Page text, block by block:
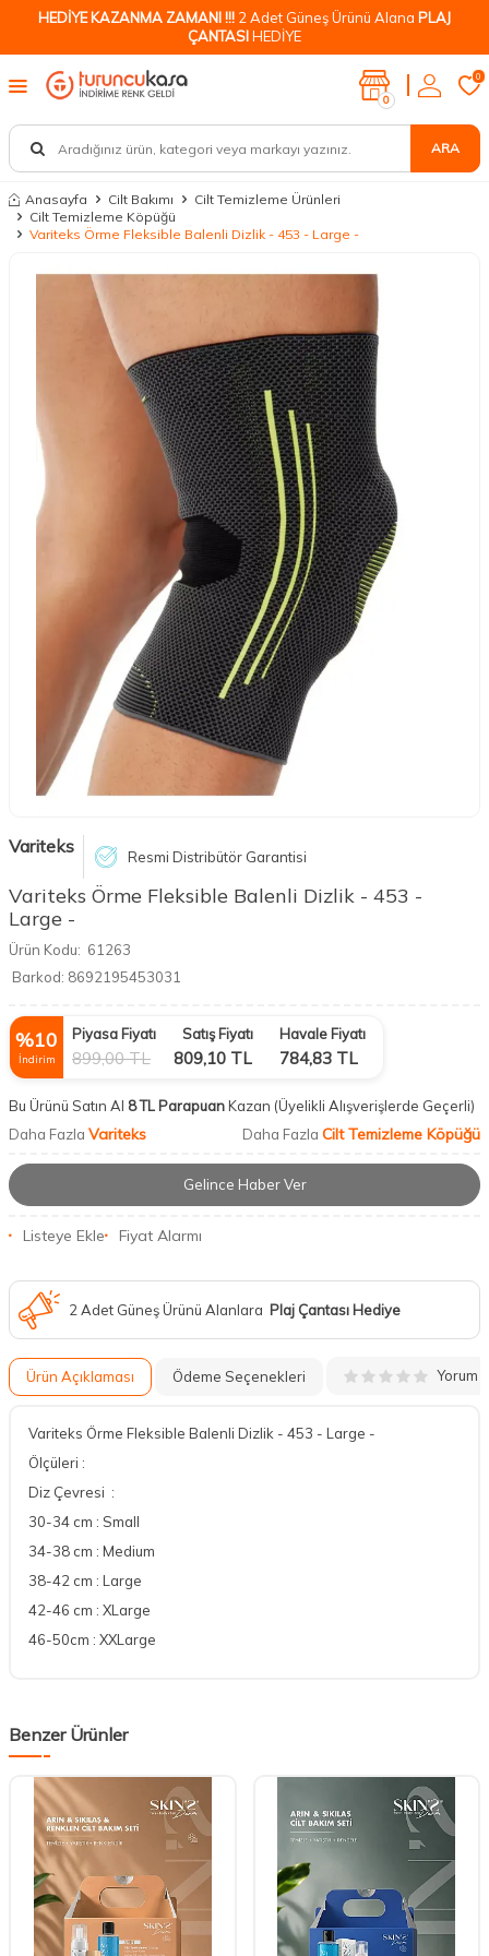
HEDİYE KAZANMA ZAMANI !!! 2 Adet Güneş Ürünü Alana PLAJ
ÇANTASIHEDİYE
ARA
0
0
Anasayfa Cilt Bakımı
Cilt Temizleme Ürünleri
Cilt Temizleme Köpüğü
Variteks Örme Fleksible Balenli Dizlik - 453 - Large -
Variteks Resmi Distribütör Garantisi
Variteks Örme Fleksible Balenli Dizlik - 453 -
Large -
Ürün Kodu: 61263
Barkod: 8692195453031
%10
İndirim
Piyasa Fiyatı
899,00TL
Satış Fiyatı
809,10 TL
Havale Fiyatı
784,83 TL
Bu Ürünü Satın Al 8 TL ParapuanKazan (Üyelikli Alışverişlerde Geçerli)
Daha Fazla Variteks Daha Fazla Cilt Temizleme Köpüğü
Gelince Haber Ver
Listeye Ekle Fiyat Alarmı
2 Adet Güneş Ürünü Alanlara Plaj Çantası Hediye
Ürün Açıklaması Ödeme Seçenekleri Yorum
Variteks Örme Fleksible Balenli Dizlik - 453 - Large -
Ölçüleri :
Diz Çevresi :
30-34 cm : Small
34-38 cm : Medium
38-42 cm : Large
42-46 cm : XLarge
46-50cm : XXLarge
Benzer Ürünler